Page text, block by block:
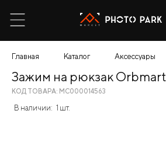
Главная Каталог Аксессуары
Зажим на рюкзак
КОД ТОВАРА: МС000014563
В наличии: 1 шт.